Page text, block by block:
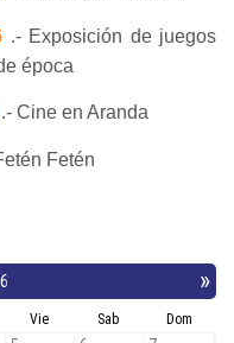
.- Exposición de juegos
época
.- Cine en Aranda
Fetén